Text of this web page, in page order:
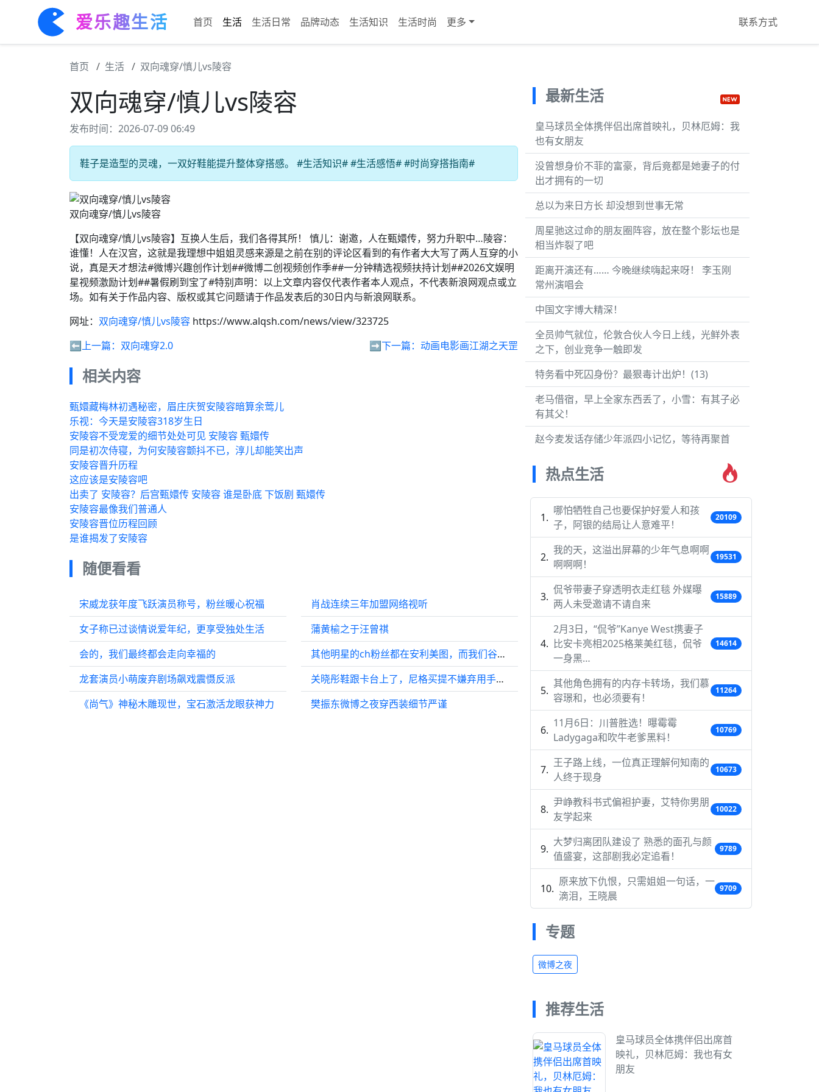
爱乐趣生活 首页 生活 生活日常 品牌动态 生活知识 生活时尚 更多 联系方式
首页 生活 双向魂穿/慎儿vs陵容
双向魂穿/慎儿vs陵容
发布时间：2026-07-09 06:49
鞋子是造型的灵魂，一双好鞋能提升整体穿搭感。 #生活知识# #生活感悟# #时尚穿搭指南#
双向魂穿/慎儿vs陵容
【双向魂穿/慎儿vs陵容】互换人生后，我们各得其所！ 慎儿：谢邀，人在甄嬛传，努力升职中…陵容：
谁懂！人在汉宫，这就是我理想中姐姐灵感来源是之前在别的评论区看到的有作者大大写了两人互穿的小
说，真是天才想法#微博兴趣创作计划##微博二创视频创作季##一分钟精选视频扶持计划##2026文娱明
星视频激励计划##暑假刷到宝了#特别声明：以上文章内容仅代表作者本人观点，不代表新浪网观点或立
场。如有关于作品内容、版权或其它问题请于作品发表后的30日内与新浪网联系。
网址： 双向魂穿/慎儿vs陵容 https://www.alqsh.com/news/view/323725
⬅️上一篇： 双向魂穿2.0 ➡️下一篇： 动画电影画江湖之天罡
相关内容
甄嬛藏梅林初遇秘密，眉庄庆贺安陵容暗算余莺儿
乐视：今天是安陵容318岁生日
安陵容不受宠爱的细节处处可见 安陵容 甄嬛传
同是初次侍寝，为何安陵容颤抖不已，淳儿却能笑出声
安陵容晋升历程
这应该是安陵容吧
出卖了 安陵容？后宫甄嬛传 安陵容 谁是卧底 下饭剧 甄嬛传
安陵容最像我们普通人
安陵容晋位历程回顾
是谁揭发了安陵容
随便看看
宋威龙获年度飞跃演员称号，粉丝暖心祝福
女子称已过谈情说爱年纪，更享受独处生活
会的，我们最终都会走向幸福的
龙套演员小萌废弃剧场飙戏震慑反派
《尚气》神秘木雕现世，宝石激活龙眼获神力
肖战连续三年加盟网络视听
蒲黄榆之于汪曾祺
其他明星的ch粉丝都在安利美图，而我们谷爱凌帮粉丝解答物理题
关晓彤鞋跟卡台上了，尼格买提不嫌弃用手帮忙
樊振东微博之夜穿西装细节严谨
最新生活
皇马球员全体携伴侣出席首映礼，贝林厄姆：我
也有女朋友
没曾想身价不菲的富豪，背后竟都是她妻子的付
出才拥有的一切
总以为来日方长 却没想到世事无常
周星驰这过命的朋友圈阵容，放在整个影坛也是
相当炸裂了吧
距离开演还有…… 今晚继续嗨起来呀！ 李玉刚
常州演唱会
中国文字博大精深！
全员帅气就位，伦敦合伙人今日上线，光鲜外表
之下，创业竞争一触即发
特务看中死囚身份？最狠毒计出炉！(13)
老马借宿，早上全家东西丢了，小雪：有其子必
有其父！
赵今麦发话存储少年派四小记忆，等待再聚首
热点生活
哪怕牺牲自己也要保护好爱人和孩
子，阿银的结局让人意难平！
20109
我的天，这溢出屏幕的少年气息啊啊
啊啊啊！
19531
侃爷带妻子穿透明衣走红毯 外媒曝
两人未受邀请不请自来
15889
2月3日，“侃爷”Kanye West携妻子
比安卡亮相2025格莱美红毯，侃爷
一身黑…
14614
其他角色拥有的内存卡转场，我们慕
容璟和，也必须要有！
11264
11月6日：川普胜选！曝霉霉
Ladygaga和吹牛老爹黑料！
10769
王子路上线，一位真正理解何知南的
人终于现身
10673
尹峥教科书式偏袒护妻，艾特你男朋
友学起来
10022
大梦归离团队建设了 熟悉的面孔与颜
值盛宴，这部剧我必定追看！
9789
原来放下仇恨，只需姐姐一句话，一
滴泪，王晓晨
9709
专题
微博之夜
推荐生活
皇马球员全体携伴侣出席首
映礼，贝林厄姆：我也有女
朋友